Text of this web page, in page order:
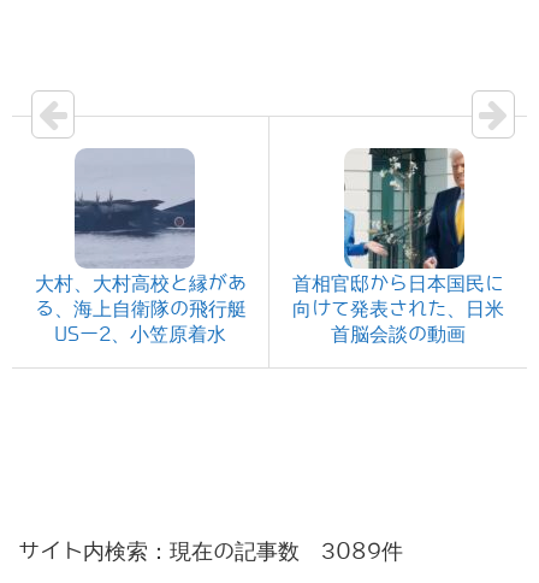
大村、大村高校と縁があ
る、海上自衛隊の飛行艇
USー2、小笠原着水
首相官邸から日本国民に
向けて発表された、日米
首脳会談の動画
サイト内検索：現在の記事数 3089件